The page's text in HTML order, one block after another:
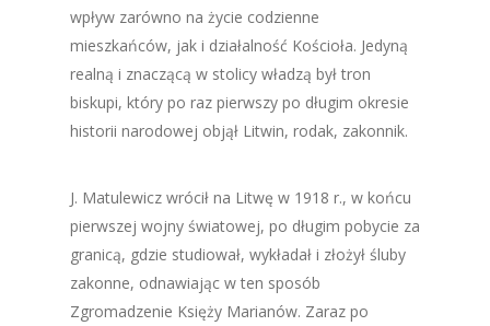
wpływ zarówno na życie codzienne
mieszkańców, jak i działalność Kościoła. Jedyną
realną i znaczącą w stolicy władzą był tron
biskupi, który po raz pierwszy po długim okresie
historii narodowej objął Litwin, rodak, zakonnik.
J. Matulewicz wrócił na Litwę w 1918 r., w końcu
pierwszej wojny światowej, po długim pobycie za
granicą, gdzie studiował, wykładał i złożył śluby
zakonne, odnawiając w ten sposób
Zgromadzenie Księży Marianów. Zaraz po